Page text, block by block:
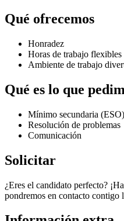
Qué ofrecemos
Honradez
Horas de trabajo flexibles
Ambiente de trabajo
Qué es lo que
Mínimo secundaria
Resolución de problemas
Comunicación
Solicitar
¿Eres el candidato perfecto?
pondremos en contacto contigo